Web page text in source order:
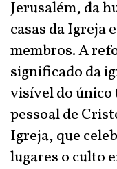
Jerusalém, da
casas da Igreja
membros. A
significado da
visível do único
pessoal de
Igreja, que
lugares o culto